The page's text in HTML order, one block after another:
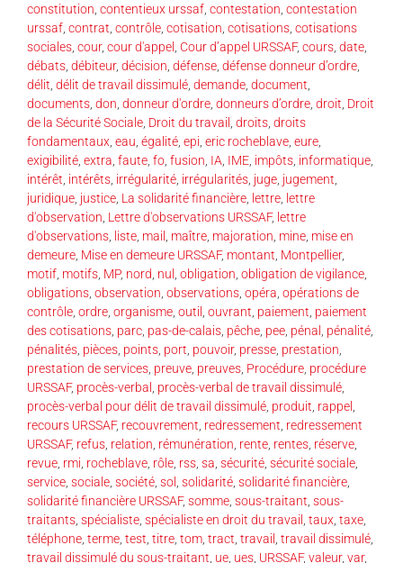
constitution contentieux urssaf contestation contestation
urssaf contrat contrôle cotisation cotisations cotisations
sociales cour, cour d'appel Cour d’appel URSSAF, cours date
débats débiteur, décision défense défense donneur d’ordre
délit délit de travail dissimulé demande document
documents don donneur d'ordre donneurs d’ordre droit Droit
de la Sécurité Sociale Droit du travail droits droits
fondamentaux eau égalité epi eric rocheblave eure
exigibilité extra faute fo fusion IA IME impôts informatique
intérêt intérêts irrégularité irrégularités juge jugement
juridique justice La solidarité financière lettre lettre
d'observation Lettre d'observations URSSAF, lettre
d'observations
liste mail maître majoration mine mise en
demeure Mise en demeure URSSAF, montant Montpellier,
motif motifs MP, nord nul obligation obligation de vigilance
obligations observation observations opéra opérations de
contrôle ordre organisme outil ouvrant paiement paiement
des cotisations parc pas-de-calais pêche pee pénal pénalité
pénalités pièces points port pouvoir, presse prestation
prestation de services preuve preuves Procédure procédure
URSSAF, procès-verbal procès-verbal de travail dissimulé
procès-verbal pour délit de travail dissimulé produit rappel
recours URSSAF, recouvrement redressement redressement
URSSAF, refus relation rémunération rente rentes réserve
revue rmi rocheblave rôle rss sa sécurité sécurité sociale
service sociale société sol solidarité solidarité financière
solidarité financière URSSAF, somme sous-traitant sous-
traitants spécialiste spécialiste en droit du travail taux taxe
téléphone terme test titre tom tract travail travail dissimulé
travail dissimulé du sous-traitant ue ues URSSAF, valeur, var,